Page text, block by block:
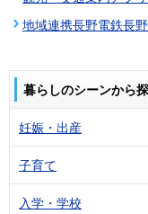
地域連携長野電鉄長
暮らしのシーンから
妊娠・出産
子育て
入学・学校